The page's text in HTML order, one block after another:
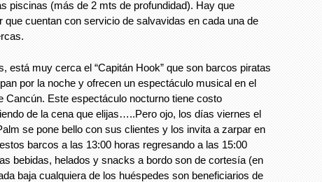
piscinas (más de 2 mts de profundidad). Hay que
que cuentan con servicio de salvavidas en cada una de
está muy cerca el “Capitán Hook” que son barcos piratas
por la noche y ofrecen un espectáculo musical en el
Cancún. Este espectáculo nocturno tiene costo
de la cena que elijas…..Pero ojo, los días viernes el
se pone bello con sus clientes y los invita a zarpar en
barcos a las 13:00 horas regresando a las 15:00
bebidas, helados y snacks a bordo son de cortesía (en
baja cualquiera de los huéspedes son beneficiarios de